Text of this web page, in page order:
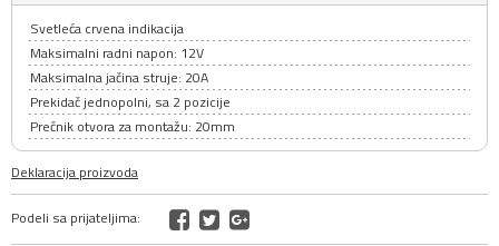
Svetleća crvena indikacija
Maksimalni radni napon: 12V
Maksimalna jačina struje: 20A
Prekidač jednopolni, sa 2 pozicije
Prečnik otvora za montažu: 20mm
Deklaracija proizvoda
Podeli sa prijateljima: